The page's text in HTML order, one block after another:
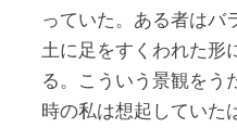
っていた。ある者はバ
土に足をすくわれた形
る。こういう景観をう
時の私は想起していた